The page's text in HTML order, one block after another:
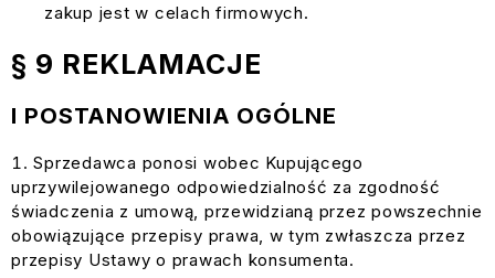
zakup jest w celach firmowych.
§ 9 REKLAMACJE
I POSTANOWIENIA OGÓLNE
Sprzedawca ponosi wobec Kupującego
uprzywilejowanego odpowiedzialność za zgodność
świadczenia z umową, przewidzianą przez powszechnie
obowiązujące przepisy prawa, w tym zwłaszcza przez
przepisy Ustawy o prawach konsumenta.